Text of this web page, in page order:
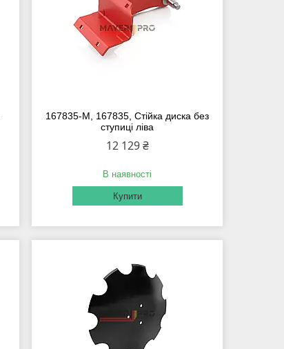
167835-M, 167835, Стійка диска без
ступиці ліва
12 129 ₴
В наявності
Купити